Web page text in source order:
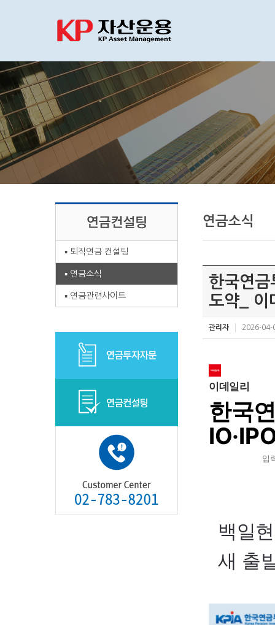
퇴직연금 컨설팅
연금소식
연금관련사이트
연금소식
한국연금
도약_
관리자 2026-04-
이데일리
한국
입
기
백일
새 출